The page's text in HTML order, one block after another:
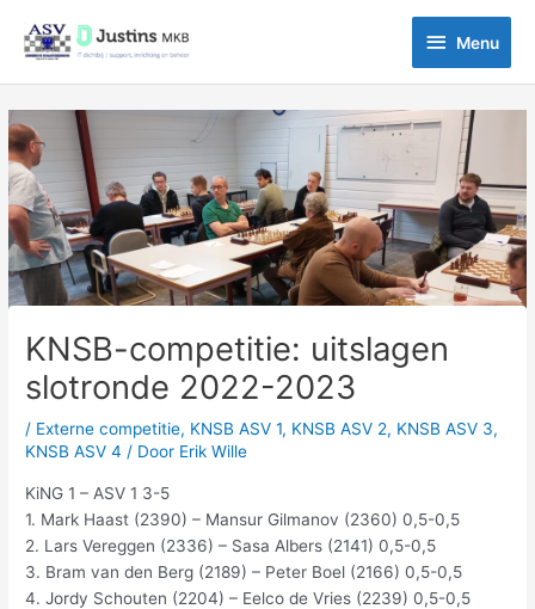
naar
inhoud
Menu
Menu
KNSB-competitie: uitslagen
slotronde 2022-2023
/ Externe competitie, KNSB ASV 1, KNSB ASV 2, KNSB ASV 3,
KNSB ASV 4 / Door Erik Wille
KiNG 1 – ASV 1 3-5
1. Mark Haast (2390) – Mansur Gilmanov (2360) 0,5-0,5
2. Lars Vereggen (2336) – Sasa Albers (2141) 0,5-0,5
3. Bram van den Berg (2189) – Peter Boel (2166) 0,5-0,5
4. Jordy Schouten (2204) – Eelco de Vries (2239) 0,5-0,5
Bericht
navigatie